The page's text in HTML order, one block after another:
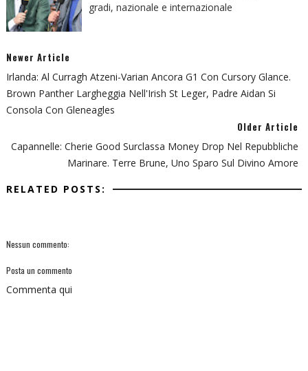
gradi, nazionale e internazionale
Newer Article
Irlanda: Al Curragh Atzeni-Varian Ancora G1 Con Cursory Glance.
Brown Panther Largheggia Nell'Irish St Leger, Padre Aidan Si
Consola Con Gleneagles
Older Article
Capannelle: Cherie Good Surclassa Money Drop Nel Repubbliche
Marinare. Terre Brune, Uno Sparo Sul Divino Amore
RELATED POSTS:
Nessun commento:
Posta un commento
Commenta qui